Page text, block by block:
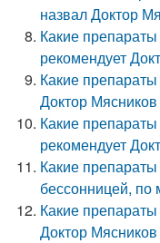
назвал Доктор
Какие
рекомендует
Какие
Доктор Мясников
Какие
рекомендует
Какие
бессонницей,
Какие
Доктор Мясников